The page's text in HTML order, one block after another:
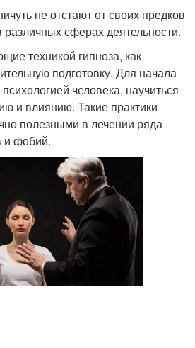
не отстают от своих предков
различных сферах деятельности.
техникой гипноза, как
подготовку. Для начала
человека, научиться
и влиянию. Такие практики
полезными в лечении ряда
и фобий.